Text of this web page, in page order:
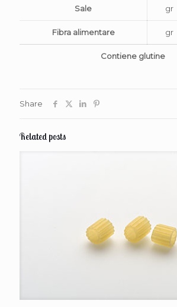
Sale gr
Fibra alimentare gr
Contiene glutine
Share
Related posts